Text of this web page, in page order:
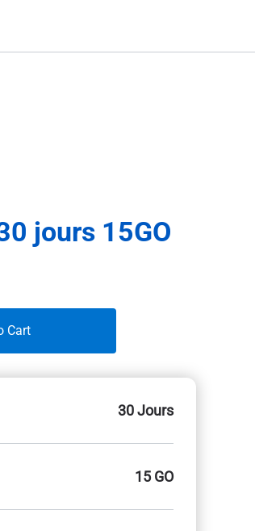
jours 15GO
Cart
30 Jours
15 GO